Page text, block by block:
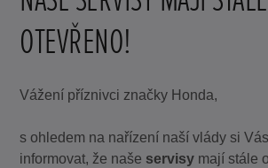
OTEVŘENO!
Vážení příznivci značky Honda,
s ohledem na nařízení naší vlády si
informovat, že naše servisy mají stále